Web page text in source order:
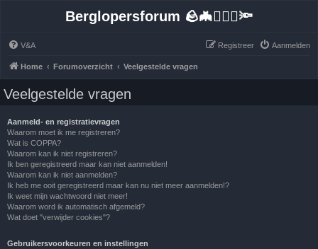
Berglopersforum 🪨🦇🚶🏻‍♂️🔦
V&A Aanmelden
Registreer
Home Forumoverzicht Veelgestelde vragen
Veelgestelde vragen
Aanmeld- en registratievragen
Waarom moet ik me registreren?
Wat is COPPA?
Waarom kan ik niet registreren?
Ik ben geregistreerd maar kan niet aanmelden!
Waarom kan ik niet aanmelden?
Ik heb me ooit geregistreerd maar kan nu niet meer aanmelden!?
Ik weet mijn wachtwoord niet meer!
Waarom word ik automatisch afgemeld?
Wat doet "verwijder cookies"?
Gebruikersvoorkeuren en instellingen